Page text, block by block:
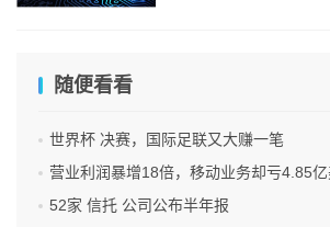
随便看看
世界杯 决赛，国际足联又大赚一笔
营业利润暴增18倍，移动业务却亏4.85亿美元：三
52家 信托 公司公布半年报